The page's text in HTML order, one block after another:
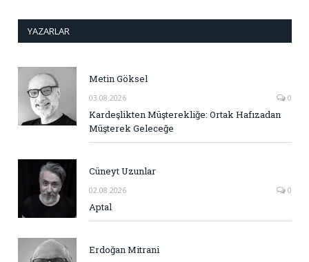
YAZARLAR
Metin Göksel
03.08.2026 0
Kardeşlikten Müşterekliğe: Ortak Hafızadan
Müşterek Geleceğe
Cüneyt Uzunlar
02.08.2026 0
Aptal
Erdoğan Mitrani